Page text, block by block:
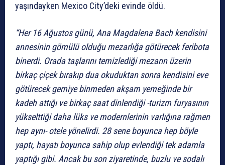
yaşındayken Mexico City’deki evinde öldü.
“Her 16 Ağustos günü, Ana Magdalena Bach kendisini
annesinin gömülü olduğu mezarlığa götürecek feribota
binerdi. Orada taşlarını temizlediği mezarın üzerin
birkaç çiçek bırakıp dua okuduktan sonra kendisini eve
götürecek gemiye binmeden akşam yemeğinde bir
kadeh attığı ve birkaç saat dinlendiği -turizm furyasının
yükselttiği daha lüks ve modernlerinin varlığına rağmen
hep aynı- otele yönelirdi. 28 sene boyunca hep böyle
yaptı, hayatı boyunca sahip olup evlendiği tek adamla
yaptığı gibi. Ancak bu son ziyaretinde, buzlu ve sodalı